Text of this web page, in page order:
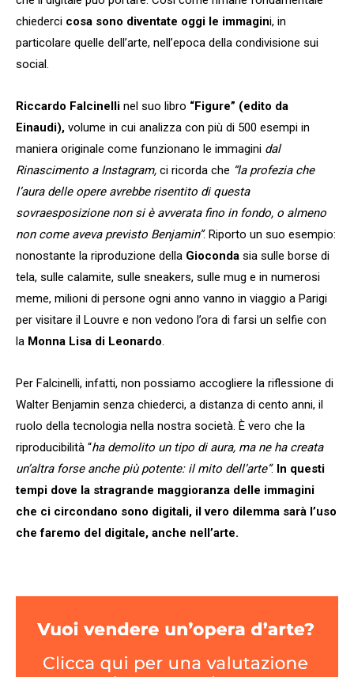
chiederci cosa sono diventate oggi le immagini, in
particolare quelle dell’arte, nell’epoca della condivisione sui
social.
Riccardo Falcinelli nel suo libro “Figure” (edito da
Einaudi), volume in cui analizza con più di 500 esempi in
maniera originale come funzionano le immagini dal
Rinascimento a Instagram, ci ricorda che “la profezia che
l’aura delle opere avrebbe risentito di questa
sovraesposizione non si è avverata fino in fondo, o almeno
non come aveva previsto Benjamin”. Riporto un suo esempio:
nonostante la riproduzione della Gioconda sia sulle borse di
tela, sulle calamite, sulle sneakers, sulle mug e in numerosi
meme, milioni di persone ogni anno vanno in viaggio a Parigi
per visitare il Louvre e non vedono l’ora di farsi un selfie con
la Monna Lisa di Leonardo.
Per Falcinelli, infatti, non possiamo accogliere la riflessione di
Walter Benjamin senza chiederci, a distanza di cento anni, il
ruolo della tecnologia nella nostra società. È vero che la
riproducibilità “ha demolito un tipo di aura, ma ne ha creata
un’altra forse anche più potente: il mito dell’arte”. In questi
tempi dove la stragrande maggioranza delle immagini
che ci circondano sono digitali, il vero dilemma sarà l’uso
che faremo del digitale, anche nell’arte.